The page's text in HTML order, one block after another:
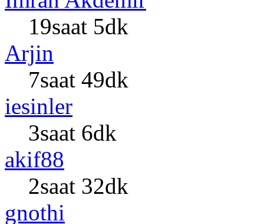
19saat 5dk
Arjin
7saat 49dk
iesinler
3saat 6dk
akif88
2saat 32dk
gnothi